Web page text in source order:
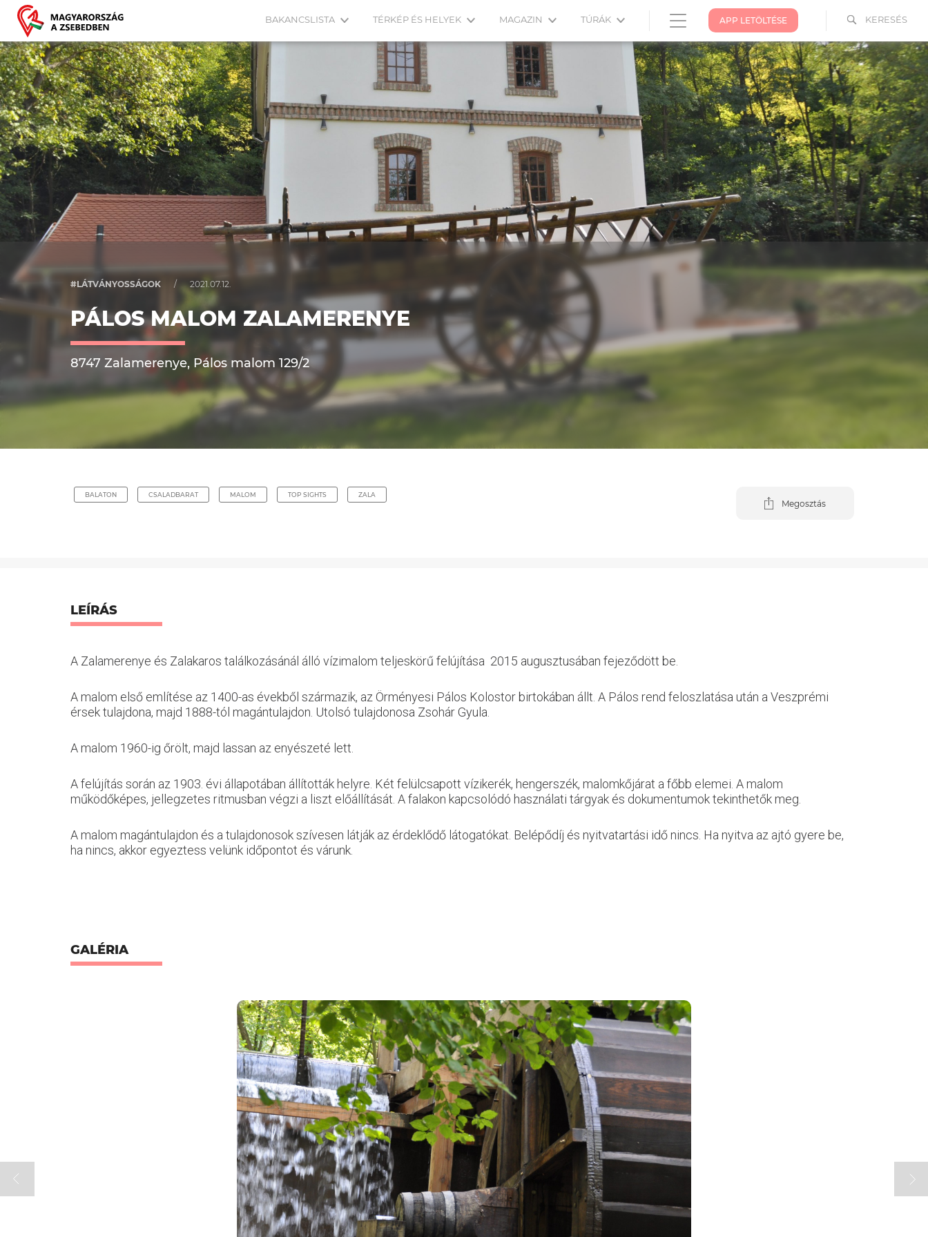
KERESÉS
APP LETÖLTÉSE
BAKANCSLISTA TÉRKÉP ÉS HELYEK MAGAZIN TÚRÁK
#LÁTVÁNYOSSÁGOK / 2021.07.12.
PÁLOS MALOM ZALAMERENYE
8747 Zalamerenye, Pálos malom 129/2
BALATON CSALADBARAT MALOM TOP SIGHTS ZALA
Megosztás
LEÍRÁS
A Zalamerenye és Zalakaros találkozásánál álló vízimalom teljeskörű felújítása 2015 augusztusában fejeződött be.
A malom első említése az 1400-as évekből származik, az Örményesi Pálos Kolostor birtokában állt. A Pálos rend feloszlatása után a Veszprémi
érsek tulajdona, majd 1888-tól magántulajdon. Utolsó tulajdonosa Zsohár Gyula.
A malom 1960-ig őrölt, majd lassan az enyészeté lett.
A felújítás során az 1903. évi állapotában állították helyre. Két felülcsapott vízikerék, hengerszék, malomkőjárat a főbb elemei. A malom
működőképes, jellegzetes ritmusban végzi a liszt előállítását. A falakon kapcsolódó használati tárgyak és dokumentumok tekinthetők meg.
A malom magántulajdon és a tulajdonosok szívesen látják az érdeklődő látogatókat. Belépődíj és nyitvatartási idő nincs. Ha nyitva az ajtó gyere be,
ha nincs, akkor egyeztess velünk időpontot és várunk.
GALÉRIA